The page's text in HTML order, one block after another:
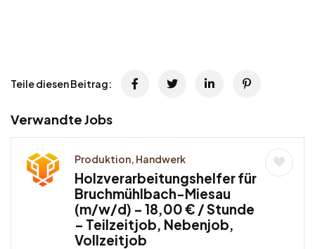
Teile diesen Beitrag:
Verwandte Jobs
Produktion, Handwerk
Holzverarbeitungshelfer für
Bruchmühlbach-Miesau
(m/w/d) – 18,00 € / Stunde
– Teilzeitjob, Nebenjob,
Vollzeitjob